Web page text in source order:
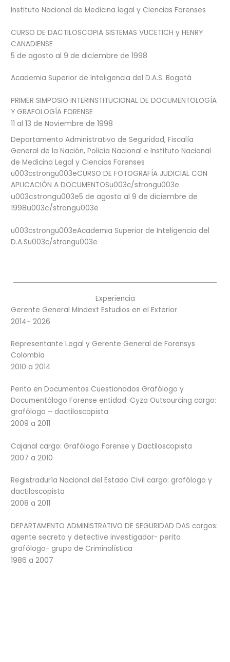
Instituto Nacional de Medicina legal y Ciencias Forenses
CURSO DE DACTILOSCOPIA SISTEMAS VUCETICH y HENRY
CANADIENSE
5 de agosto al 9 de diciembre de 1998
Academia Superior de Inteligencia del D.A.S. Bogotá
PRIMER SIMPOSIO INTERINSTITUCIONAL DE DOCUMENTOLOGÍA
Y GRAFOLOGÍA FORENSE
11 al 13 de Noviembre de 1998
Departamento Administrativo de Seguridad, Fiscalía
General de la Nación, Policía Nacional e Instituto Nacional
de Medicina Legal y Ciencias Forenses
u003cstrongu003eCURSO DE FOTOGRAFÍA JUDICIAL CON
APLICACIÓN A DOCUMENTOSu003c/strongu003e
u003cstrongu003e5 de agosto al 9 de diciembre de
1998u003c/strongu003e
u003cstrongu003eAcademia Superior de Inteligencia del
D.A.Su003c/strongu003e
Experiencia
Gerente General Mindext Estudios en el Exterior
2014- 2026
Representante Legal y Gerente General de Forensys
Colombia
2010 a 2014
Perito en Documentos Cuestionados Grafólogo y
Documentólogo Forense entidad: Cyza Outsourcing cargo:
grafólogo – dactiloscopista
2009 a 2011
Cajanal cargo: Grafólogo Forense y Dactiloscopista
2007 a 2010
Registraduría Nacional del Estado Civil cargo: grafólogo y
dactiloscopista
2008 a 2011
DEPARTAMENTO ADMINISTRATIVO DE SEGURIDAD DAS cargos:
agente secreto y detective investigador- perito
grafólogo- grupo de Criminalística
1986 a 2007